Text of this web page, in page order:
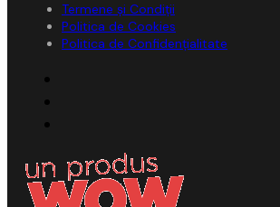
Termene și Condiții
Politica de Cookies
Politica de Confidențialitate